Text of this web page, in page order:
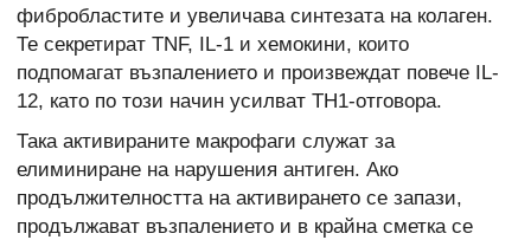
фибробластите и увеличава синтезата на колаген.
Те секретират TNF, IL-1 и хемокини, които
подпомагат възпалението и произвеждат повече IL-
12, като по този начин усилват TH1-отговора.
Така активираните макрофаги служат за
елиминиране на нарушения антиген. Ако
продължителността на активирането се запази,
продължават възпалението и в крайна сметка се